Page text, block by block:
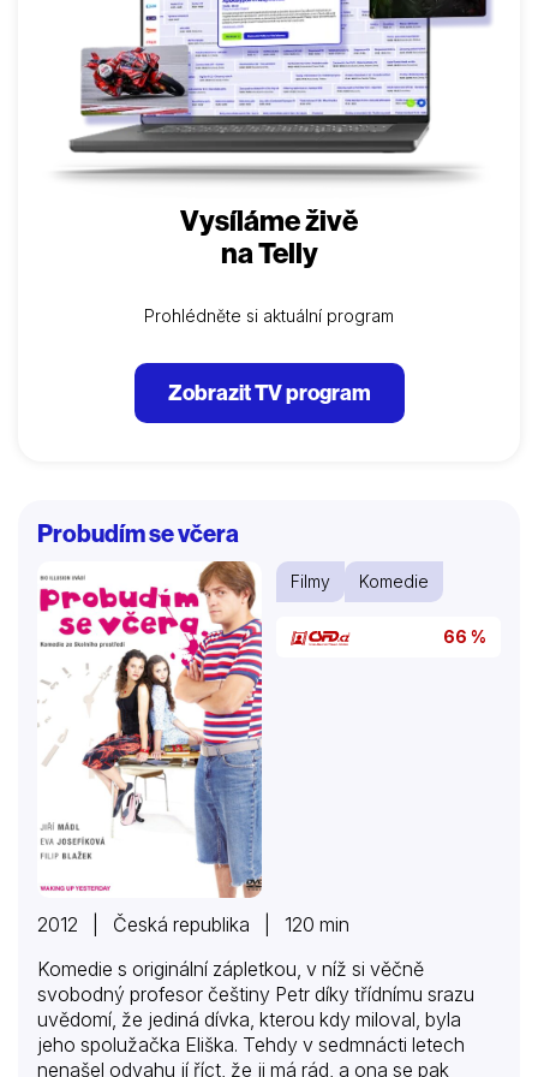
Vysíláme živě
na Telly
Prohlédněte si aktuální program
Zobrazit TV program
Probudím se včera
Filmy Komedie
66 %
2012 | Česká republika | 120 min
Komedie s originální zápletkou, v níž si věčně
svobodný profesor češtiny Petr díky třídnímu srazu
uvědomí, že jediná dívka, kterou kdy miloval, byla
jeho spolužačka Eliška. Tehdy v sedmnácti letech
nenašel odvahu jí říct, že ji má rád, a ona se pak